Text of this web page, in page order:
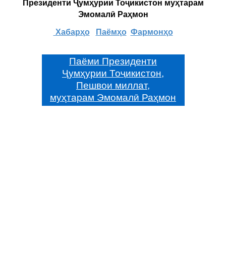
Президенти Ҷумҳурии Тоҷикистон муҳтарам
Эмомалӣ Раҳмон
Хабарҳо Паёмҳо Фармонҳо
Паёми Президенти
Ҷумҳурии Тоҷикистон,
Пешвои миллат,
муҳтарам Эмомалӣ Раҳмон